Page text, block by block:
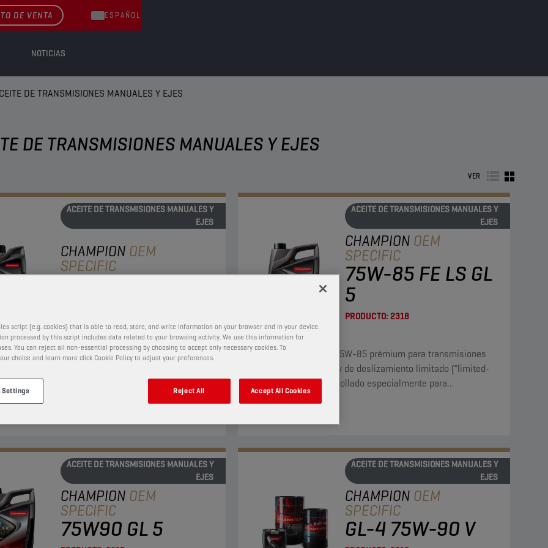
NOTICIAS
DE VENTA ESPAÑOL
DE TRANSMISIONES MANUALES Y EJES
DE TRANSMISIONES MANUALES Y EJES
VER
ACEITE DE TRANSMISIONES MANUALES Y
EJES
CHAMPION OEM
SPECIFIC
75W80 ZF
totalmente sintético para engranajes se utiliza
un confort de cambio de marchas superior,
a bajas temperaturas y una larga vida útil.
ACEITE DE TRANSMISIONES MANUALES Y
EJES
CHAMPION OEM
SPECIFIC
75W-85 FE LS GL
5
PRODUCTO: 2318
Este lubricante SAE 75W-85 prémium para transmisiones
totalmente sintético y de deslizamiento limitado ("limited-
slip", LS) se ha desarrollado especialmente para
transmisiones manuales y diferenciales (LS y no LS).
ACEITE DE TRANSMISIONES MANUALES Y
EJES
CHAMPION OEM
SPECIFIC
75W90 GL 5
ACEITE DE TRANSMISIONES MANUALES Y
EJES
CHAMPION OEM
SPECIFIC
GL-4 75W-90 V
script (e.g. cookies) that is able to read, store, and write information on your browser and in your device.
processed by this script includes data related to your browsing activity. We use this information for
You can reject all non-essential processing by choosing to accept only necessary cookies. To
choice and learn more click Cookie Policy to adjust your preferences.
Settings Reject All Accept All Cookies